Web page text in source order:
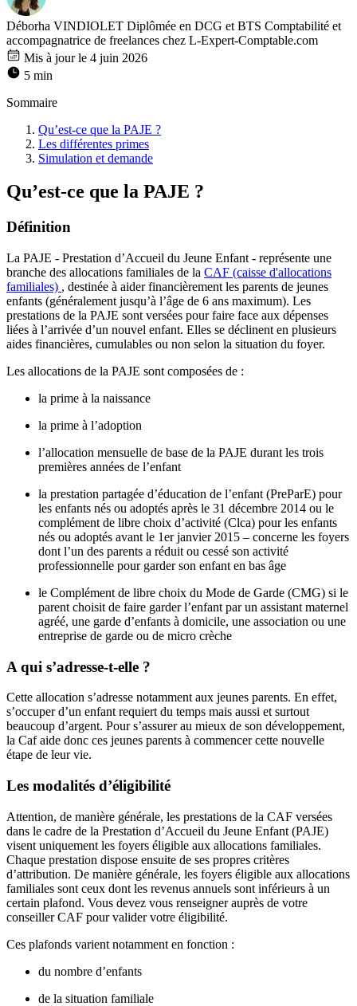
Déborha VINDIOLET Diplômée en DCG et BTS Comptabilité et
accompagnatrice de freelances chez L-Expert-Comptable.com
Mis à jour le 4 juin 2026
5 min
Sommaire
Qu’est-ce que la PAJE ?
Les différentes primes
Simulation et demande
Qu’est-ce que la PAJE ?
Définition
La PAJE - Prestation d’Accueil du Jeune Enfant - représente une
branche des allocations familiales de la CAF (caisse d'allocations
familiales) , destinée à aider financièrement les parents de jeunes
enfants (généralement jusqu’à l’âge de 6 ans maximum). Les
prestations de la PAJE sont versées pour faire face aux dépenses
liées à l’arrivée d’un nouvel enfant. Elles se déclinent en plusieurs
aides financières, cumulables ou non selon la situation du foyer.
Les allocations de la PAJE sont composées de :
la prime à la naissance
la prime à l’adoption
l’allocation mensuelle de base de la PAJE durant les trois
premières années de l’enfant
la prestation partagée d’éducation de l’enfant (PreParE) pour
les enfants nés ou adoptés après le 31 décembre 2014 ou le
complément de libre choix d’activité (Clca) pour les enfants
nés ou adoptés avant le 1er janvier 2015 – concerne les foyers
dont l’un des parents a réduit ou cessé son activité
professionnelle pour garder son enfant en bas âge
le Complément de libre choix du Mode de Garde (CMG) si le
parent choisit de faire garder l’enfant par un assistant maternel
agréé, une garde d’enfants à domicile, une association ou une
entreprise de garde ou de micro crèche
A qui s’adresse-t-elle ?
Cette allocation s’adresse notamment aux jeunes parents. En effet,
s’occuper d’un enfant requiert du temps mais aussi et surtout
beaucoup d’argent. Pour s’assurer au mieux de son développement,
la Caf aide donc ces jeunes parents à commencer cette nouvelle
étape de leur vie.
Les modalités d’éligibilité
Attention, de manière générale, les prestations de la CAF versées
dans le cadre de la Prestation d’Accueil du Jeune Enfant (PAJE)
visent uniquement les foyers éligible aux allocations familiales.
Chaque prestation dispose ensuite de ses propres critères
d’attribution. De manière générale, les foyers éligible aux allocations
familiales sont ceux dont les revenus annuels sont inférieurs à un
certain plafond. Vous devez vous renseigner auprès de votre
conseiller CAF pour valider votre éligibilité.
Ces plafonds varient notamment en fonction :
du nombre d’enfants
de la situation familiale